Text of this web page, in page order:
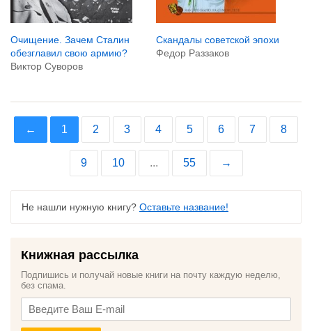
Очищение. Зачем Сталин
обезглавил свою армию?
Виктор Суворов
Скандалы советской эпохи
Федор Раззаков
← 1 2 3 4 5 6 7 8
9 10 ... 55 →
Не нашли нужную книгу? Оставьте название!
Книжная рассылка
Подпишись и получай новые книги на почту каждую неделю,
без спама.